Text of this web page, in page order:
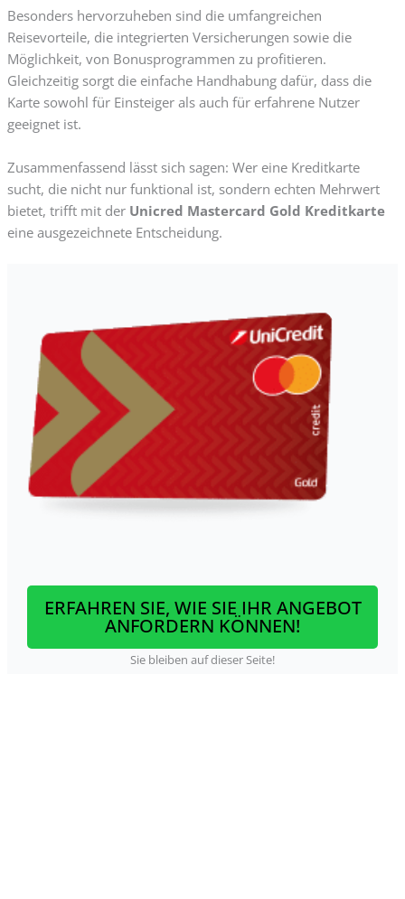
Besonders hervorzuheben sind die umfangreichen
Reisevorteile, die integrierten Versicherungen sowie die
Möglichkeit, von Bonusprogrammen zu profitieren.
Gleichzeitig sorgt die einfache Handhabung dafür, dass die
Karte sowohl für Einsteiger als auch für erfahrene Nutzer
geeignet ist.
Zusammenfassend lässt sich sagen: Wer eine Kreditkarte
sucht, die nicht nur funktional ist, sondern echten Mehrwert
bietet, trifft mit der Unicred Mastercard Gold Kreditkarte
eine ausgezeichnete Entscheidung.
ERFAHREN SIE, WIE SIE IHR ANGEBOT
ANFORDERN KÖNNEN!
Sie bleiben auf dieser Seite!